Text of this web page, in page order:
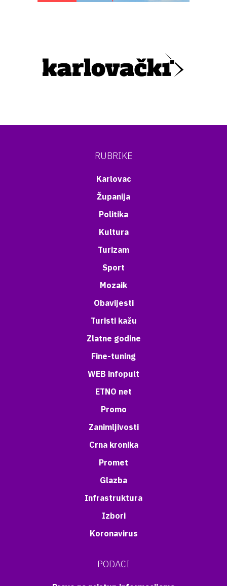
RUBRIKE
Karlovac
Županija
Politika
Kultura
Turizam
Sport
Mozaik
Obavijesti
Turisti kažu
Zlatne godine
Fine-tuning
WEB infopult
ETNO net
Promo
Zanimljivosti
Crna kronika
Promet
Glazba
Infrastruktura
Izbori
Koronavirus
PODACI